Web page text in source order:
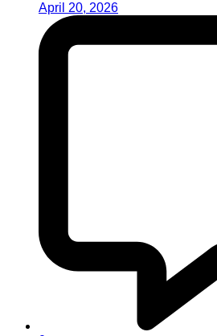
April 20, 2026